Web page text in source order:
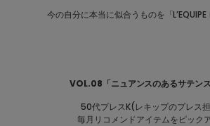
JOURNAL
お問い合わせ
今の自分に本当に似合うものを「L’EQUIPE
VOL.08「ニュアンスのあるサテンス
50代プレスK(レキップのプレス
毎月リコメンドアイテムをピックア